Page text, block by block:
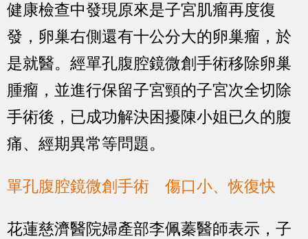
健康檢查中發現原來是子宮肌瘤再度復
發，卵巢右側還有十公分大的卵巢瘤，於
是就醫。經單孔腹腔鏡微創手術移除卵巢
腫瘤，並進行保留子宮頸的子宮次全切除
手術後，已成功解決困擾陳小姐已久的腹
痛、經期異常等問題。
單孔腹腔鏡微創手術 傷口小、恢復快
花蓮慈濟醫院婦產部李佩蓁醫師表示，子